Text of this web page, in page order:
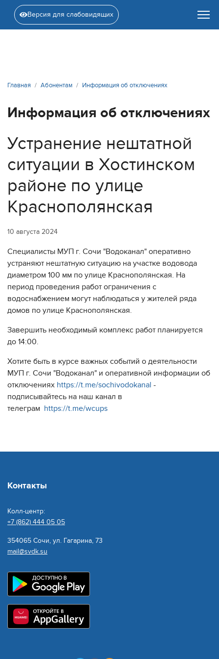
Версия для слабовидящих
Главная Абонентам Информация об отключениях
Информация об отключениях
Устранение нештатной
ситуации в Хостинском
районе по улице
Краснополянская
10 августа 2024
Специалисты МУП г. Сочи "Водоканал" оперативно
устраняют нештатную ситуацию на участке водовода
диаметром 100 мм по улице Краснополянская. На
период проведения работ ограничения с
водоснабжением могут наблюдаться у жителей ряда
домов по улице Краснополянская.
Завершить необходимый комплекс работ планируется
до 14:00.
Хотите быть в курсе важных событий о деятельности
МУП г. Сочи "Водоканал" и оперативной информации об
отключениях https://t.me/sochivodokanal -
подписывайтесь на наш канал в
телеграм https://t.me/wcups
Контакты
Колл-центр:
+7 (862) 444 05 05
354065 Сочи, ул. Гагарина, 73
mail@svdk.su